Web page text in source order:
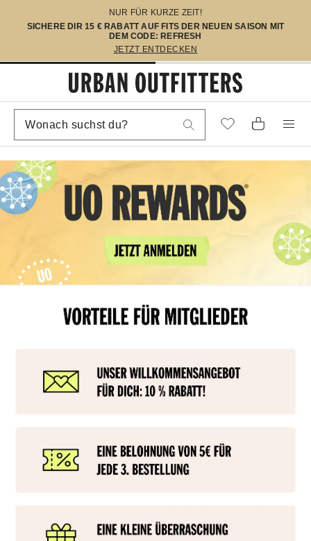
NUR FÜR KURZE ZEIT!
SICHERE DIR 15 € RABATT AUF FITS DER NEUEN SAISON MIT
DEM CODE: REFRESH
JETZT ENTDECKEN